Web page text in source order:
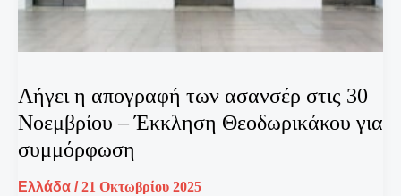
Λήγει η απογραφή των ασανσέρ στις 30
Νοεμβρίου – Έκκληση Θεοδωρικάκου για
συμμόρφωση
Ελλάδα /21 Οκτωβρίου 2025